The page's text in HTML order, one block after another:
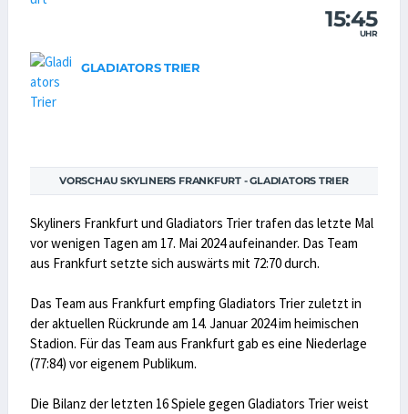
15:45
UHR
GLADIATORS TRIER
VORSCHAU SKYLINERS FRANKFURT - GLADIATORS TRIER
Skyliners Frankfurt und Gladiators Trier trafen das letzte Mal
vor wenigen Tagen am 17. Mai 2024 aufeinander. Das Team
aus Frankfurt setzte sich auswärts mit 72:70 durch.
Das Team aus Frankfurt empfing Gladiators Trier zuletzt in
der aktuellen Rückrunde am 14. Januar 2024 im heimischen
Stadion. Für das Team aus Frankfurt gab es eine Niederlage
(77:84) vor eigenem Publikum.
Die Bilanz der letzten 16 Spiele gegen Gladiators Trier weist